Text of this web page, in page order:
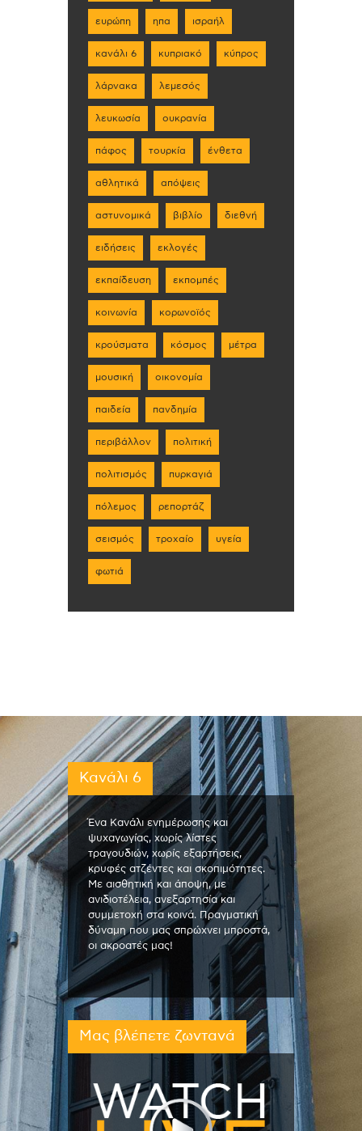
ευρώπη ηπα ισραήλ
κανάλι 6 κυπριακό κύπρος
λάρνακα λεμεσός
λευκωσία ουκρανία
πάφος τουρκία ένθετα
αθλητικά απόψεις
αστυνομικά βιβλίο διεθνή
ειδήσεις εκλογές
εκπαίδευση εκπομπές
κοινωνία κορωνοϊός
κρούσματα κόσμος μέτρα
μουσική οικονομία
παιδεία πανδημία
περιβάλλον πολιτική
πολιτισμός πυρκαγιά
πόλεμος ρεπορτάζ
σεισμός τροχαίο υγεία
φωτιά
Κανάλι 6
Ένα Κανάλι ενημέρωσης και
ψυχαγωγίας, χωρίς λίστες
τραγουδιών, χωρίς εξαρτήσεις,
κρυφές ατζέντες και σκοπιμότητες.
Με αισθητική και άποψη, με
ανιδιοτέλεια, ανεξαρτησία και
συμμετοχή στα κοινά. Πραγματική
δύναμη που μας σπρώχνει μπροστά,
οι ακροατές μας!
Μας βλέπετε ζωντανά